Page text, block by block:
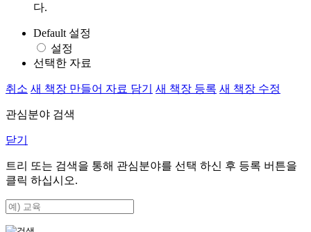
다.
Default 설정
설정
선택한 자료
취소 새 책장 만들어 자료 담기 새 책장 등록 새 책장 수정
관심분야 검색
닫기
트리 또는 검색을 통해 관심분야를 선택 하신 후 등록 버튼을
클릭 하십시오.